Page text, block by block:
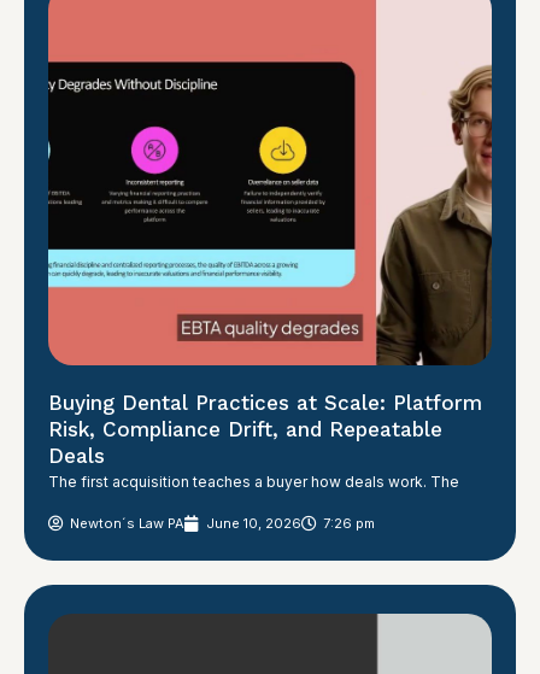
Buying Dental Practices at Scale: Platform
Risk, Compliance Drift, and Repeatable
Deals
The first acquisition teaches a buyer how deals work. The
Newton´s Law PA June 10, 2026 7:26 pm